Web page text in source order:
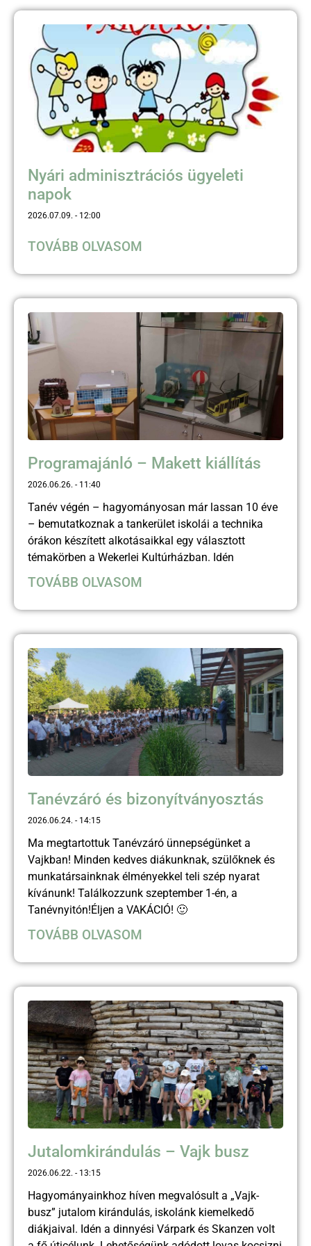
TEKINTSE MEG AKTUÁLIS HÍREINKET!
Nyári adminisztrációs ügyeleti
napok
2026.07.09. 12:00
TOVÁBB OLVASOM
Programajánló – Makett kiállítás
2026.06.26. 11:40
Tanév végén – hagyományosan már lassan 10 éve
– bemutatkoznak a tankerület iskolái a technika
órákon készített alkotásaikkal egy választott
témakörben a Wekerlei Kultúrházban. Idén
TOVÁBB OLVASOM
Tanévzáró és bizonyítványosztás
2026.06.24. 14:15
Ma megtartottuk Tanévzáró ünnepségünket a
Vajkban! Minden kedves diákunknak, szülőknek és
munkatársainknak élményekkel teli szép nyarat
kívánunk! Találkozzunk szeptember 1-én, a
Tanévnyitón!Éljen a VAKÁCIÓ! 🙂
TOVÁBB OLVASOM
Jutalomkirándulás – Vajk busz
2026.06.22. 13:15
Hagyományainkhoz híven megvalósult a „Vajk-
busz” jutalom kirándulás, iskolánk kiemelkedő
diákjaival. Idén a dinnyési Várpark és Skanzen volt